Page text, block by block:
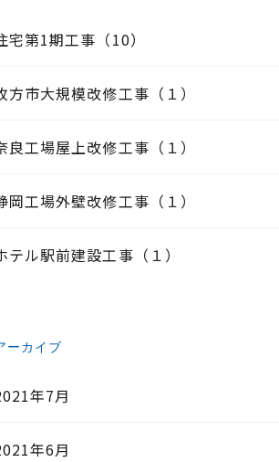
宅第1期工事（10）
方市大規模改修工事（１）
良工場屋上改修工事（１）
岡工場外壁改修工事（１）
テル駅前建設工事（１）
ーカイブ
年7月
年6月